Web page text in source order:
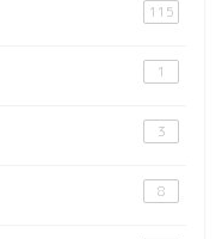
115
1
3
8